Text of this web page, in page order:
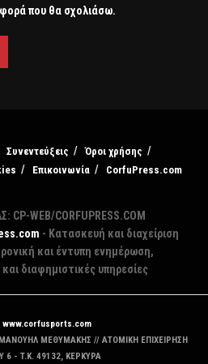
που θα σχολιάσω.
Συνεντεύξεις
Όροι χρήσης
Επικοινωνία CorfuPress.com
CP-WEB/CORFUPRESS.COM
- Κατασκευή και διαχείριση
και έντυπη ενημέρωση,
διαφημιστικές υπηρεσίες
www.corfusports.com
ΜΕΘΥΜΑΚΗΣ // ΑΤΟΜΙΚΗ ΕΠΙΧΕΙΡΗΣΗ
6 - T.K. 49132, ΚΕΡΚΥΡΑ